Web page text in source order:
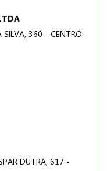
SILVA, 360 - CENTRO -
DUTRA, 617 -